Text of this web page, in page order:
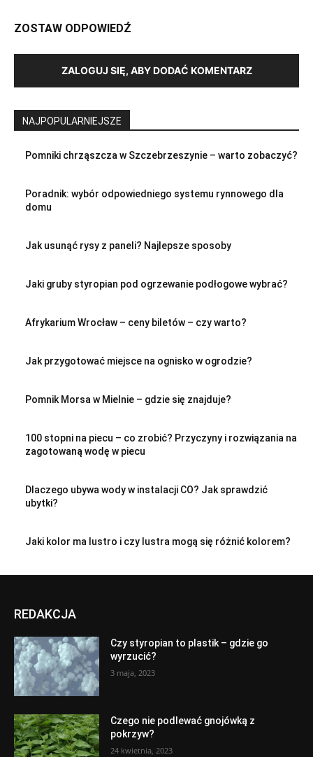
ZOSTAW ODPOWIEDŹ
ZALOGUJ SIĘ, ABY DODAĆ KOMENTARZ
NAJPOPULARNIEJSZE
Pomniki chrząszcza w Szczebrzeszynie – warto zobaczyć?
Poradnik: wybór odpowiedniego systemu rynnowego dla
domu
Jak usunąć rysy z paneli? Najlepsze sposoby
Jaki gruby styropian pod ogrzewanie podłogowe wybrać?
Afrykarium Wrocław – ceny biletów – czy warto?
Jak przygotować miejsce na ognisko w ogrodzie?
Pomnik Morsa w Mielnie – gdzie się znajduje?
100 stopni na piecu – co zrobić? Przyczyny i rozwiązania na
zagotowaną wodę w piecu
Dlaczego ubywa wody w instalacji CO? Jak sprawdzić
ubytki?
Jaki kolor ma lustro i czy lustra mogą się różnić kolorem?
REDAKCJA
Czy styropian to plastik – gdzie go
wyrzucić?
3 maja, 2023
Czego nie podlewać gnojówką z
pokrzyw?
24 kwietnia, 2023